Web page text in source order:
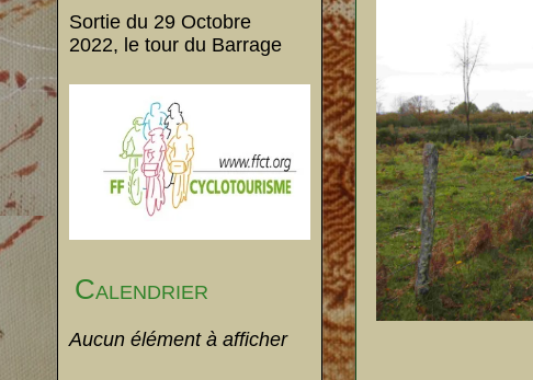
Sortie du 29 Octobre
2022, le tour du Barrage
Calendrier
Aucun élément à afficher